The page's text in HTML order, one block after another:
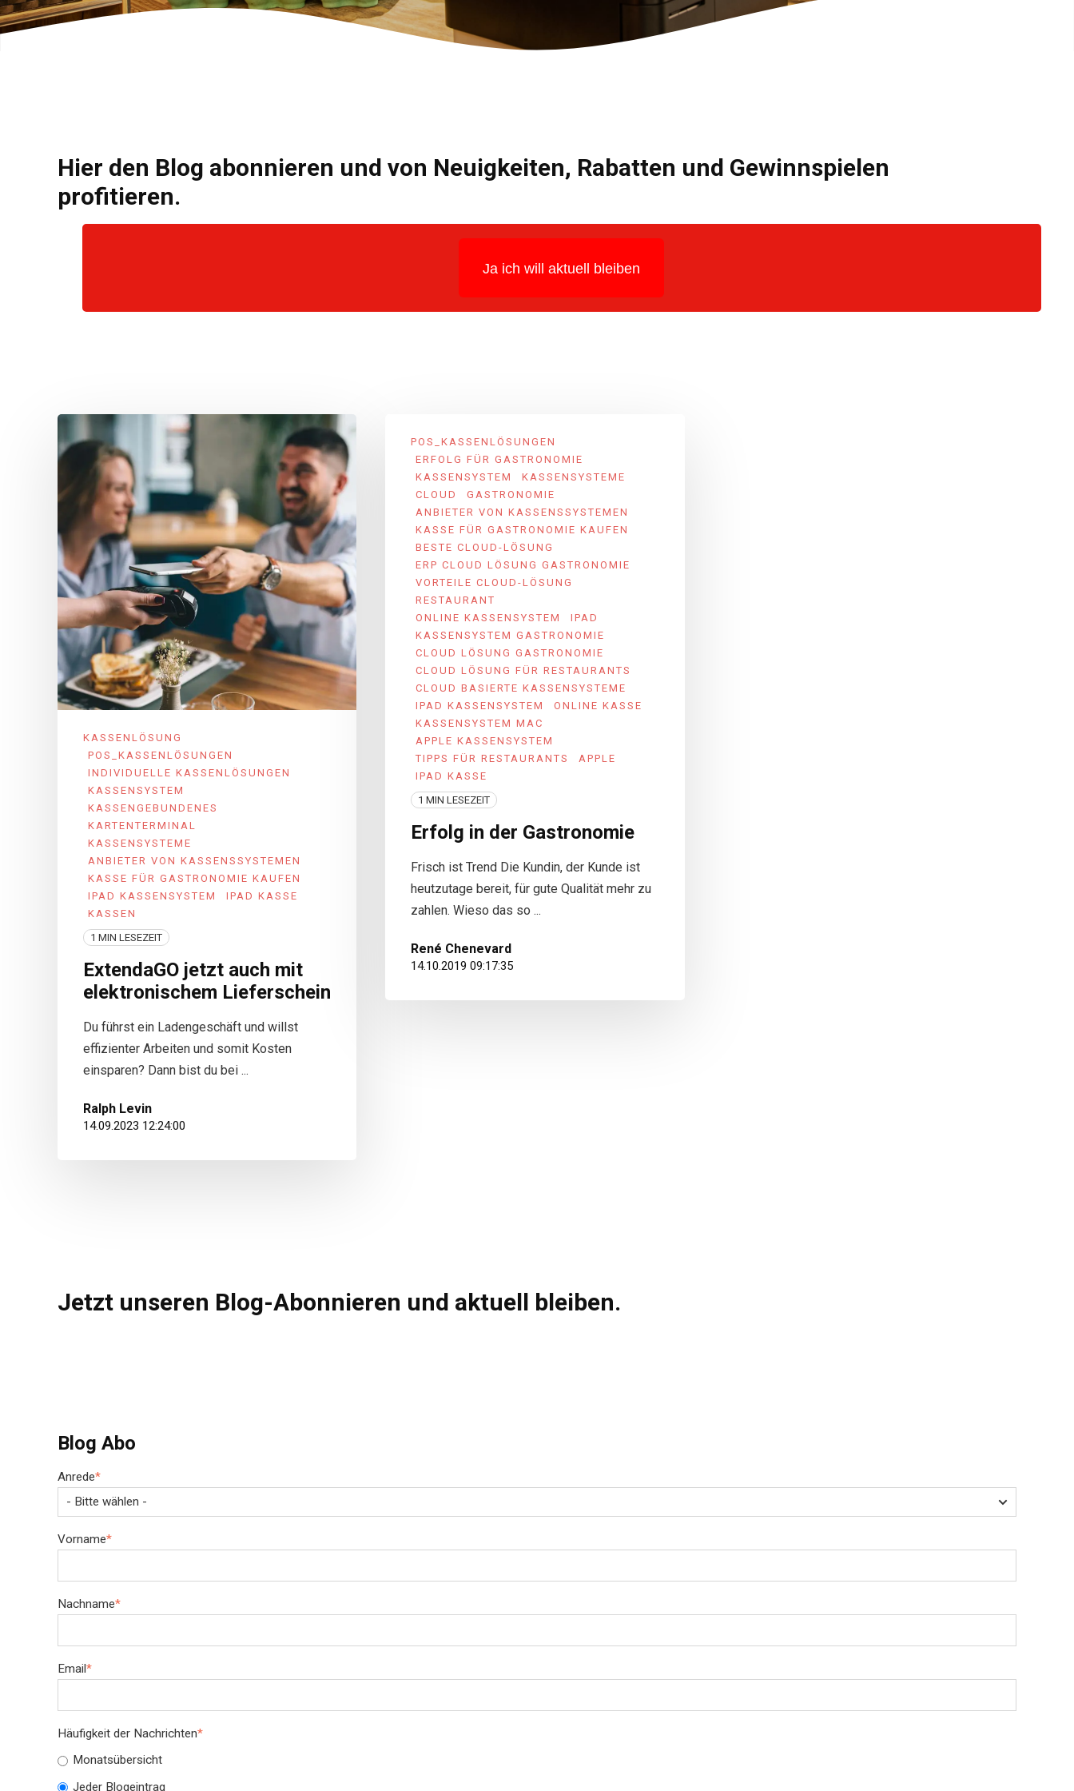
Hier den Blog abonnieren und von Neuigkeiten, Rabatten und Gewinnspielen
profitieren.
Ja ich will aktuell bleiben
KASSENLÖSUNG
POS_KASSENLÖSUNGEN
INDIVIDUELLE KASSENLÖSUNGEN
KASSENSYSTEM
KASSENGEBUNDENES
KARTENTERMINAL
KASSENSYSTEME
ANBIETER VON KASSENSSYSTEMEN
KASSE FÜR GASTRONOMIE KAUFEN
IPAD KASSENSYSTEM
IPAD KASSE
KASSEN
1 MIN LESEZEIT
ExtendaGO jetzt auch mit
elektronischem Lieferschein
Du führst ein Ladengeschäft und willst
effizienter Arbeiten und somit Kosten
einsparen? Dann bist du bei ...
Ralph Levin
14.09.2023 12:24:00
POS_KASSENLÖSUNGEN
ERFOLG FÜR GASTRONOMIE
KASSENSYSTEM
KASSENSYSTEME
CLOUD
GASTRONOMIE
ANBIETER VON KASSENSSYSTEMEN
KASSE FÜR GASTRONOMIE KAUFEN
BESTE CLOUD-LÖSUNG
ERP CLOUD LÖSUNG GASTRONOMIE
VORTEILE CLOUD-LÖSUNG
RESTAURANT
ONLINE KASSENSYSTEM
IPAD
KASSENSYSTEM GASTRONOMIE
CLOUD LÖSUNG GASTRONOMIE
CLOUD LÖSUNG FÜR RESTAURANTS
CLOUD BASIERTE KASSENSYSTEME
IPAD KASSENSYSTEM
ONLINE KASSE
KASSENSYSTEM MAC
APPLE KASSENSYSTEM
TIPPS FÜR RESTAURANTS
APPLE
IPAD KASSE
1 MIN LESEZEIT
Erfolg in der Gastronomie
Frisch ist Trend Die Kundin, der Kunde ist
heutzutage bereit, für gute Qualität mehr zu
zahlen. Wieso das so ...
René Chenevard
14.10.2019 09:17:35
Jetzt unseren Blog-Abonnieren und aktuell bleiben.
Blog Abo
Anrede*
Vorname*
Nachname*
Email*
Häufigkeit der Nachrichten*
Monatsübersicht
Jeder Blogeintrag